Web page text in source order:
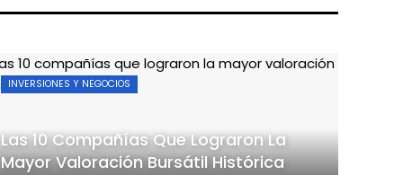
INVERSIONES Y NEGOCIOS
Las 10 Compañías Que Lograron La
Mayor Valoración Bursátil Histórica